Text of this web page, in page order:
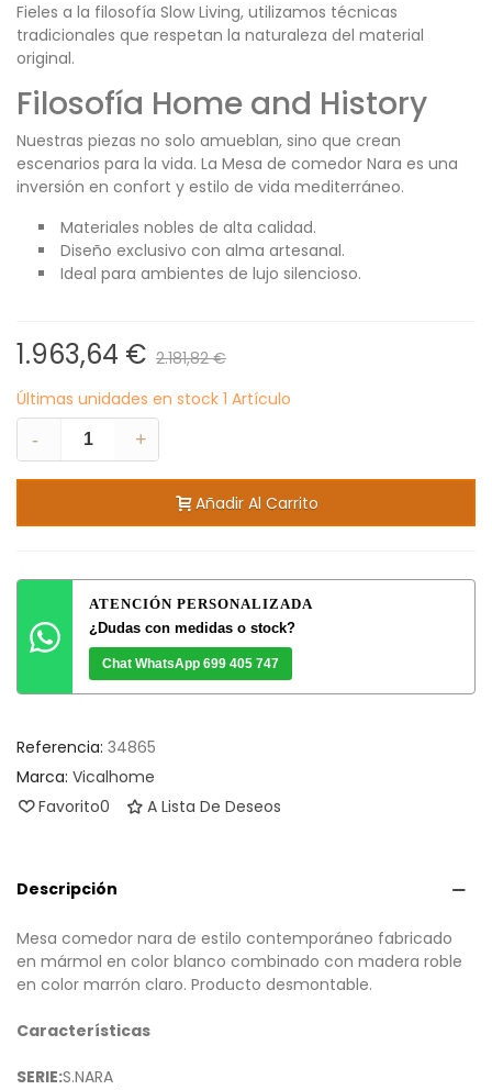
Fieles a la filosofía Slow Living, utilizamos técnicas
tradicionales que respetan la naturaleza del material
original.
Filosofía Home and History
Nuestras piezas no solo amueblan, sino que crean
escenarios para la vida. La Mesa de comedor Nara es una
inversión en confort y estilo de vida mediterráneo.
Materiales nobles de alta calidad.
Diseño exclusivo con alma artesanal.
Ideal para ambientes de lujo silencioso.
1.963,64 € 2.181,82 €
Últimas unidades en stock 1 Artículo
-
+
Añadir Al Carrito
ATENCIÓN PERSONALIZADA
¿Dudas con medidas o stock?
Chat WhatsApp 699 405 747
Referencia: 34865
Marca: Vicalhome
Favorito0 A Lista De Deseos
Descripción
Mesa comedor nara de estilo contemporáneo fabricado
en mármol en color blanco combinado con madera roble
en color marrón claro. Producto desmontable.
Características
SERIE:S.NARA